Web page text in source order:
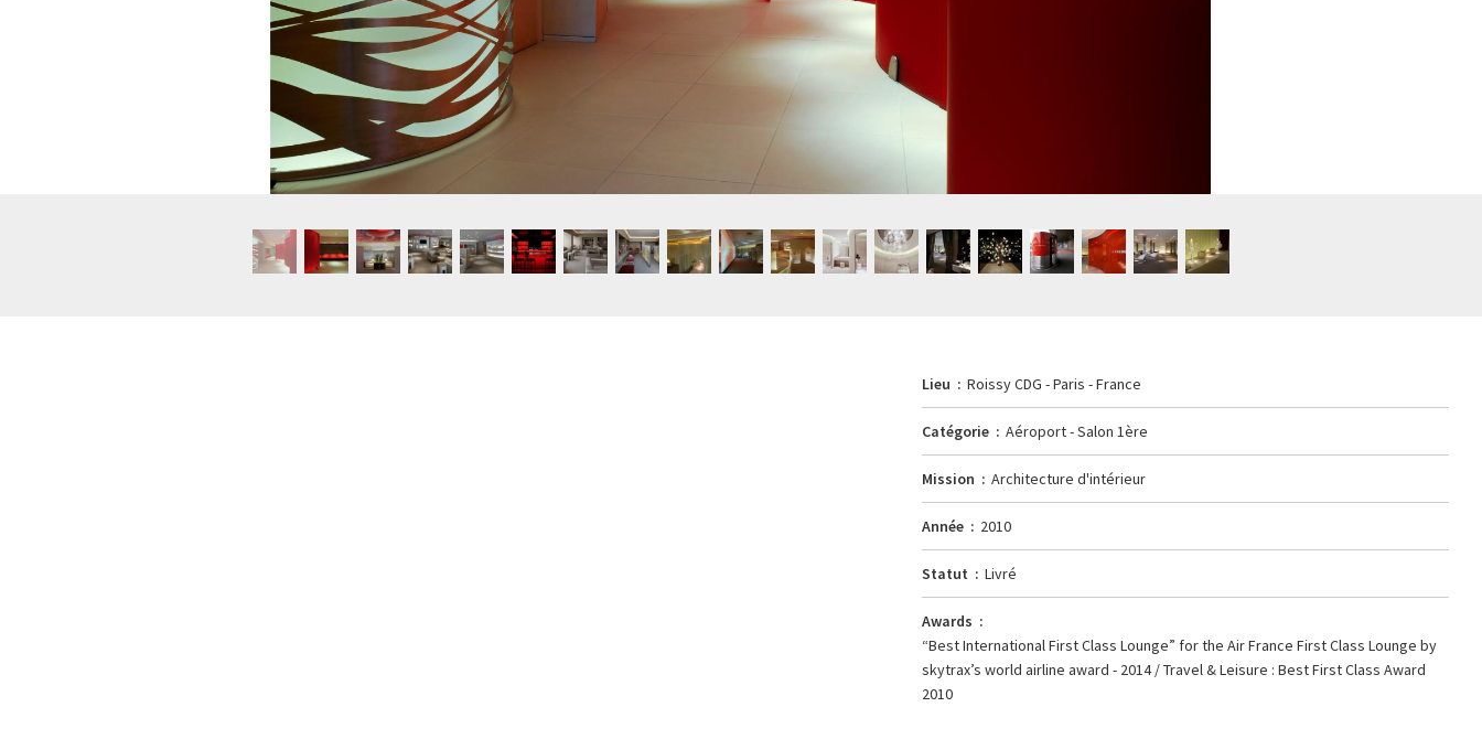
Lieu Roissy CDG - Paris - France
Catégorie Aéroport - Salon 1ère
Mission Architecture d'intérieur
Année 2010
Statut Livré
Awards
“Best International First Class Lounge” for the Air France First Class Lounge by
skytrax’s world airline award - 2014 / Travel & Leisure : Best First Class Award
2010